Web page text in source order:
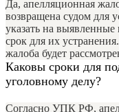
Да, апелляционная
возвращена судом для
указать на выявленные
срок для их
жалоба будет
Каковы сроки для
уголовному делу?
Согласно УПК РФ,